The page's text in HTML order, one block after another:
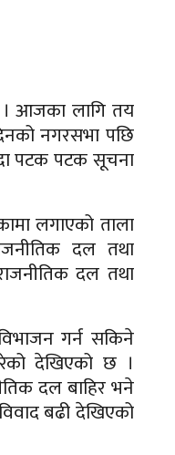
। आजका लागि तय
नगरसभा पछि
पटक पटक सूचना
लगाएको ताला
दल तथा
दल तथा
गर्न सकिने
देखिएको छ ।
दल बाहिर भने
बढी देखिएको